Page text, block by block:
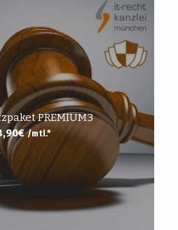
PREMIUM3
€ /mtl.*